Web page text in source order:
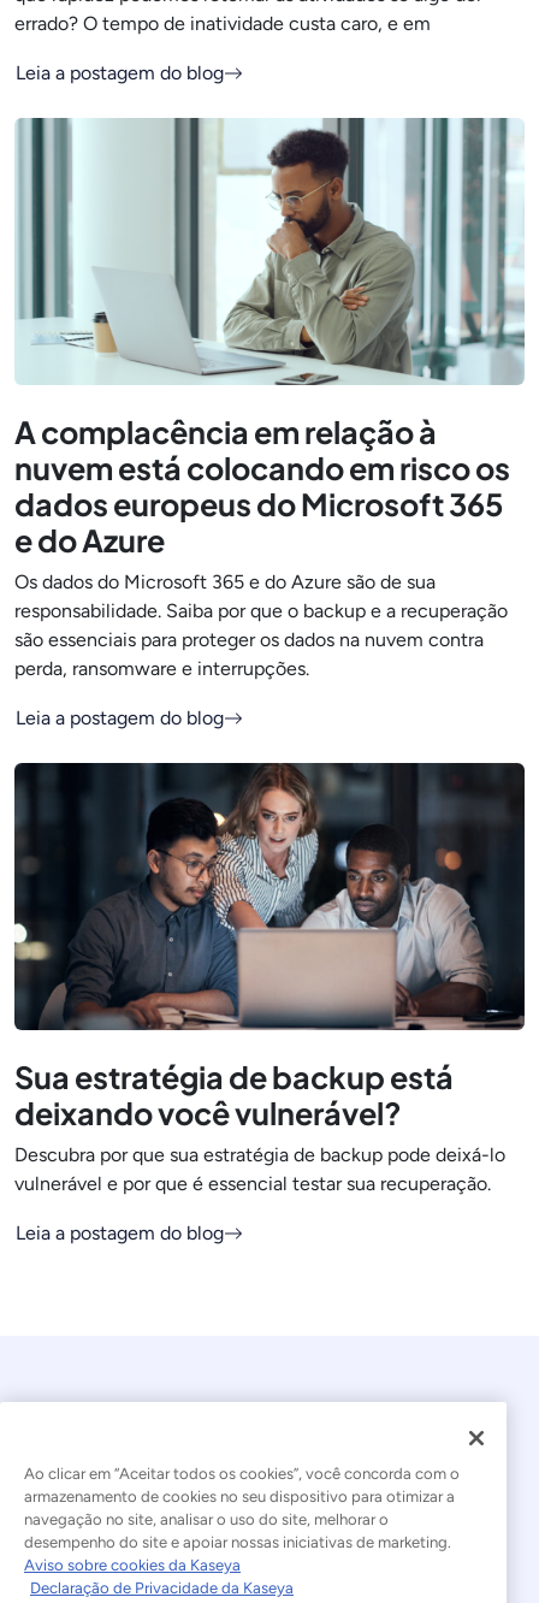
errado? O tempo de inatividade custa caro, e em
Leia a postagem do blog
A complacência em relação à
nuvem está colocando em risco os
dados europeus do Microsoft 365
e do Azure
Os dados do Microsoft 365 e do Azure são de sua
responsabilidade. Saiba por que o backup e a recuperação
são essenciais para proteger os dados na nuvem contra
perda, ransomware e interrupções.
Leia a postagem do blog
Sua estratégia de backup está
deixando você vulnerável?
Descubra por que sua estratégia de backup pode deixá-lo
vulnerável e por que é essencial testar sua recuperação.
Leia a postagem do blog
© 2026 Kaseya. Todos os direitos reservados.
Português Brasileiro
Ao clicar em “Aceitar todos os cookies”, você concorda com o
armazenamento de cookies no seu dispositivo para otimizar a
navegação no site, analisar o uso do site, melhorar o
desempenho do site e apoiar nossas iniciativas de marketing.
Aviso sobre cookies da Kaseya
Declaração de Privacidade da Kaseya